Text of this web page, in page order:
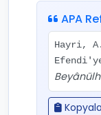
APA
Hayri,
Kopyala